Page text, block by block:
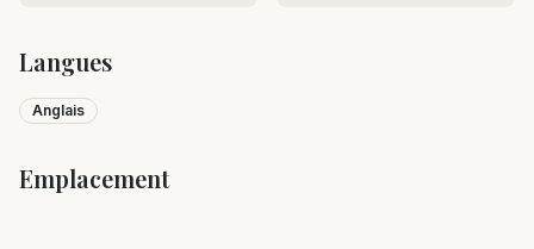
Langues
Anglais
Emplacement